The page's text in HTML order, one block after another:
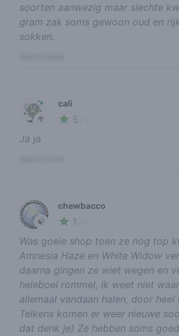
soorten aanwezig maar slechte
gram zak soms gewoon oud en
sokken.
🥦
cali
5
Ja ja
🍃
chewbacco
1
Was goeie shop toen ze nog top
Amnesia Haze en White Widow
daarna gingen ze wiet wegen en
heleboel rommel, ik weet niet
allemaal vandaan halen, door
Telkens komen er weer nieuwe
dat denk je) Ze hebben soms